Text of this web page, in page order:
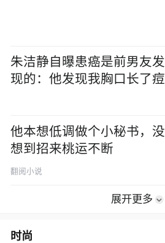
朱洁静自曝患癌是前男友发
现的：他发现我胸口长了痘
他本想低调做个小秘书，没
想到招来桃运不断
翻阅小说
展开更多
时尚